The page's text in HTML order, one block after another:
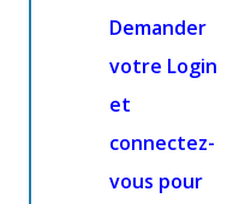
Demander
votre Login
et
connectez-
vous pour